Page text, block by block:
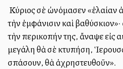
Ὁ Κύριος σὲ ὠνόμασεν
τὴν ἐμφάνισιν καὶ
τὴν περικοπήν της, ἄναψε εἰς
μεγάλη θὰ σὲ κτυπήση,
σπάσουν, θὰ ἀχρηστευθοῦν».